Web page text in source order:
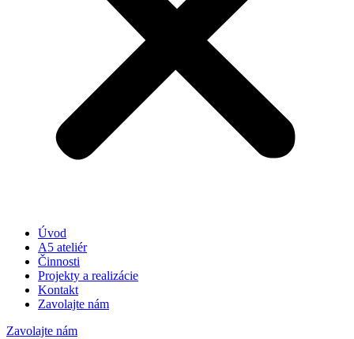
Úvod
A5 ateliér
Činnosti
Projekty a realizácie
Kontakt
Zavolajte nám
Zavolajte nám